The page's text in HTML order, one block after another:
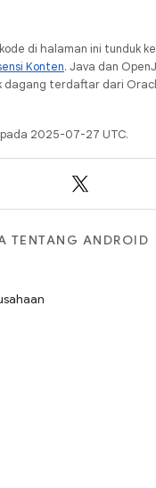
di halaman ini tunduk
Konten. Java dan
dagang terdaftar dari
2025-07-27 UTC.
TENTANG ANDROID